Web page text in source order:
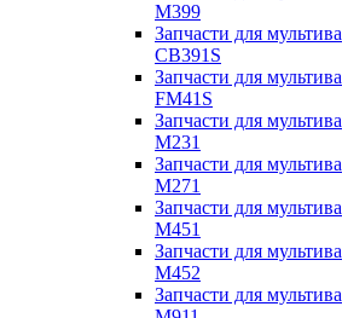
M399
Запчасти для
CB391S
Запчасти для
FM41S
Запчасти для
M231
Запчасти для
M271
Запчасти для
M451
Запчасти для
M452
Запчасти для